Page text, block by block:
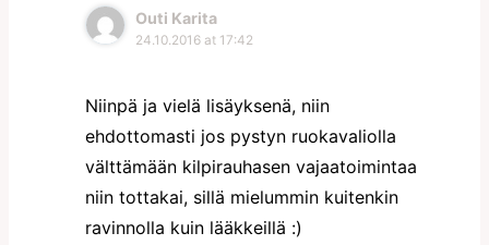
Outi Karita
24.10.2016 at 17:42
Niinpä ja vielä lisäyksenä, niin
ehdottomasti jos pystyn ruokavaliolla
välttämään kilpirauhasen vajaatoimintaa
niin tottakai, sillä mielummin kuitenkin
ravinnolla kuin lääkkeillä :)